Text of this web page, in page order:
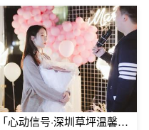
，当然景色也一定要优美，如果
不错，在这里的求婚它最意想不
另外你们如果是是公园认识
公园会更好，在首次相识的地
气球雨求婚多少钱？商场气球求婚需要多少钱
气球求婚需要多少钱。气球雨
好的，当然不同的场景气球雨求
样的，今天特爱有品求婚策划主
多少钱？商场气球求婚需要多
，热气球浪漫求婚方案
气球浪漫求婚方案。现在越来越
里的浪漫求婚环节了，但是大
「心动信号·深圳草坪温馨求